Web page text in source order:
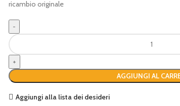
ricambio originale
Copri
barra
spranga
STIHL
50
-
AGGIUNGI AL
Aggiungi alla lista dei desideri